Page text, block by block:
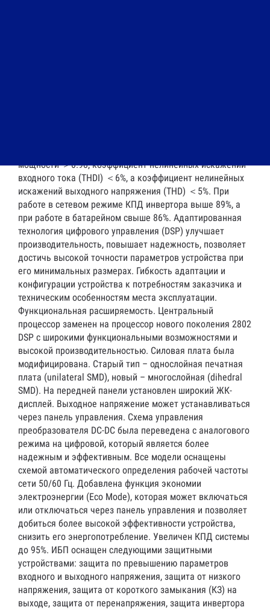
мощности ＞0.98, коэффициент нелинейных искажений
входного тока (THDI) ＜6%, а коэффициент нелинейных
искажений выходного напряжения (THD) ＜5%. При
работе в сетевом режиме КПД инвертора выше 89%, а
при работе в батарейном свыше 86%. Адаптированная
технология цифрового управления (DSP) улучшает
производительность, повышает надежность, позволяет
достичь высокой точности параметров устройства при
его минимальных размерах. Гибкость адаптации и
конфигурации устройства к потребностям заказчика и
техническим особенностям места эксплуатации.
Функциональная расширяемость. Центральный
процессор заменен на процессор нового поколения 2802
DSP с широкими функциональными возможностями и
высокой производительностью. Силовая плата была
модифицирована. Старый тип – однослойная печатная
плата (unilateral SMD), новый – многослойная (dihedral
SMD). На передней панели установлен широкий ЖК-
дисплей. Выходное напряжение может устанавливаться
через панель управления. Схема управления
преобразователя DC-DС была переведена с аналогового
режима на цифровой, который является более
надежным и эффективным. Все модели оснащены
схемой автоматического определения рабочей частоты
сети 50/60 Гц. Добавлена функция экономии
электроэнергии (Eco Mode), которая может включаться
или отключаться через панель управления и позволяет
добиться более высокой эффективности устройства,
снизить его энергопотребление. Увеличен КПД системы
до 95%. ИБП оснащен следующими защитными
устройствами: защита по превышению параметров
входного и выходного напряжения, защита от низкого
напряжения, защита от короткого замыкания (КЗ) на
выходе, защита от перенапряжения, защита инвертора